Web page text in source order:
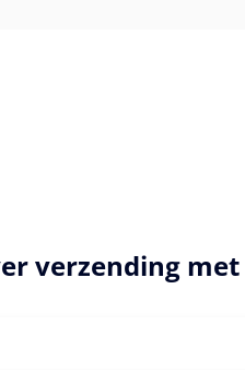
verzending met